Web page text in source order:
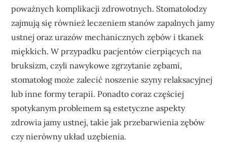
poważnych komplikacji zdrowotnych. Stomatolodzy
zajmują się również leczeniem stanów zapalnych jamy
ustnej oraz urazów mechanicznych zębów i tkanek
miękkich. W przypadku pacjentów cierpiących na
bruksizm, czyli nawykowe zgrzytanie zębami,
stomatolog może zalecić noszenie szyny relaksacyjnej
lub inne formy terapii. Ponadto coraz częściej
spotykanym problemem są estetyczne aspekty
zdrowia jamy ustnej, takie jak przebarwienia zębów
czy nierówny układ uzębienia.